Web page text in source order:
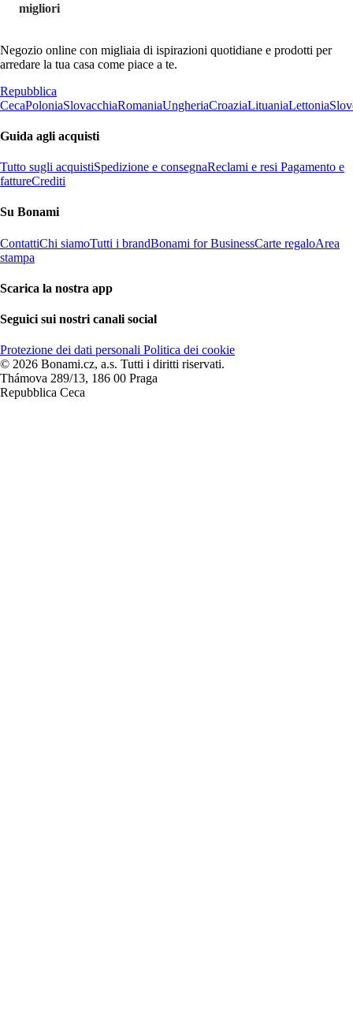
migliori
Negozio online con migliaia di ispirazioni quotidiane e prodotti per
arredare la tua casa come piace a te.
Repubblica
CecaPoloniaSlovacchiaRomaniaUngheriaCroaziaLituaniaLettonia
Guida agli acquisti
Tutto sugli acquistiSpedizione e consegnaReclami e resi Pagamento e
fattureCrediti
Su Bonami
ContattiChi siamoTutti i brandBonami for BusinessCarte regaloArea
stampa
Scarica la nostra app
Seguici sui nostri canali social
Protezione dei dati personali Politica dei cookie
© 2026 Bonami.cz, a.s. Tutti i diritti riservati.
Thámova 289/13, 186 00 Praga
Repubblica Ceca